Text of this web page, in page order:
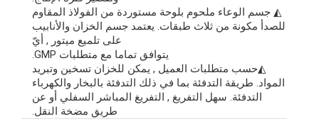
◭ جسم الوعاء ملحوم بلوحة مستوردة من الفولاذ المقاوم
للصدأ مكونة من ثلاث طبقات. يعتمد جسم الخزان والأنابيب
على تلميع ميتور , أيّ
يتوافق تماما مع متطلبات GMP.
◭حسب متطلبات العميل , يمكن للخزان تسخين وتبريد
المواد. طريقة التدفئة بما في ذلك التدفئة بالبخار والكهرباء
التدفئة. سهل التفريغ , التفريغ المباشر السفلي أو عن
طريق مضخة النقل.